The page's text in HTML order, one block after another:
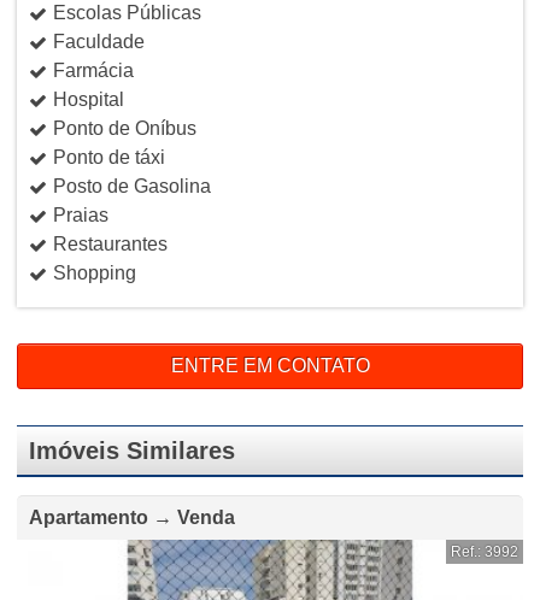
Escolas Públicas
Faculdade
Farmácia
Hospital
Ponto de Oníbus
Ponto de táxi
Posto de Gasolina
Praias
Restaurantes
Shopping
ENTRE EM CONTATO
Imóveis Similares
Apartamento → Venda
Ref.: 3992